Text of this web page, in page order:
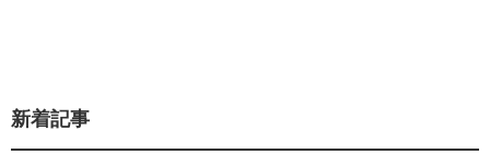
新着記事